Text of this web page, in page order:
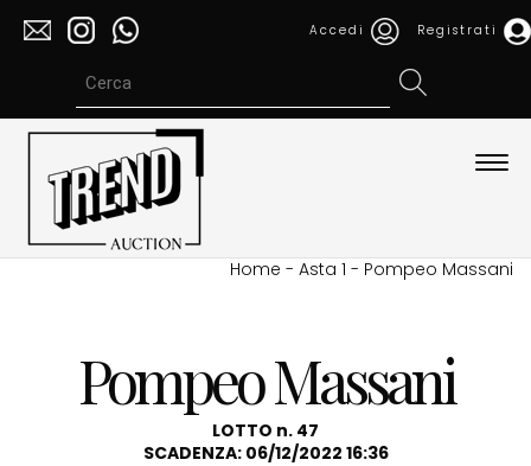
Accedi Registrati
Home - Asta 1 - Pompeo Massani
Pompeo Massani
LOTTO n. 47
SCADENZA: 06/12/2022 16:36